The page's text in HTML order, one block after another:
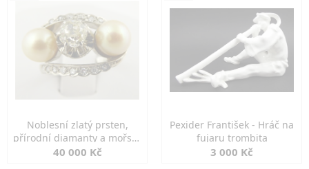
Noblesní zlatý prsten,
přírodní diamanty a mořské
perly
40 000 Kč
Pexider František - Hráč na
fujaru trombita
3 000 Kč